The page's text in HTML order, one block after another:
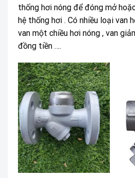
thống hơi nóng để đóng mở
hệ thống hơi . Có nhiều loại van
van một chiều hơi nóng , van
đồng tiền ….